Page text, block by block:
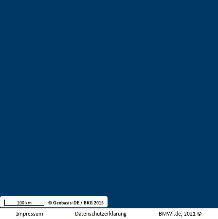
Impressum Datenschutzerklärung BMWi.de, 2021 ©
100 km © Geobasis-DE / BKG 2015